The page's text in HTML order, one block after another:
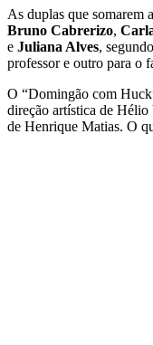
As duplas que somarem
Bruno Cabrerizo,
e Juliana Alves,
professor e outro para o
O “Domingão com
direção artística de Hélio
de Henrique Matias. O